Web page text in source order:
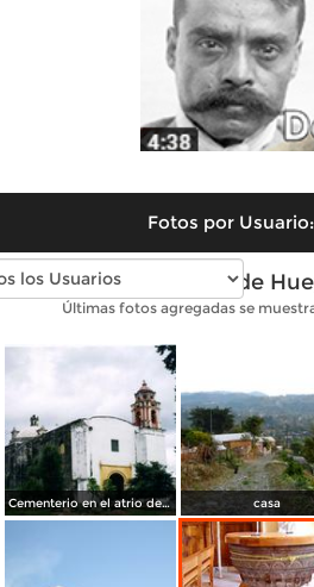
Fotos por Usuario:
Fotos modernas de
Últimas fotos agregadas se
Cementerio en el atrio del ex-convento del siglo XVI. Hueyapan, Morelos. 2006 casa